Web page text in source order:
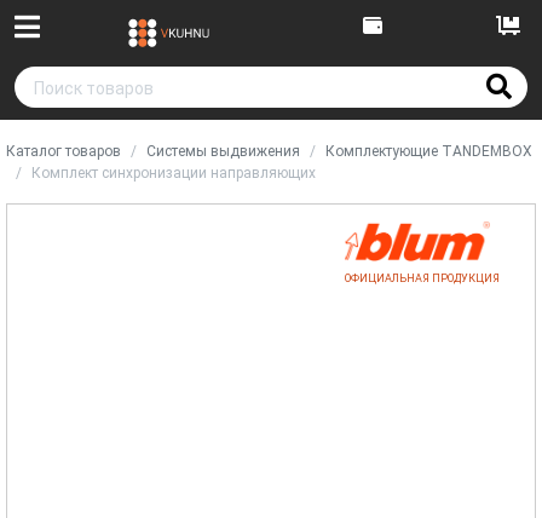
Каталог товаров Системы выдвижения
Комплектующие TANDEMBOX
Комплект синхронизации направляющих
ОФИЦИАЛЬНАЯ ПРОДУКЦИЯ